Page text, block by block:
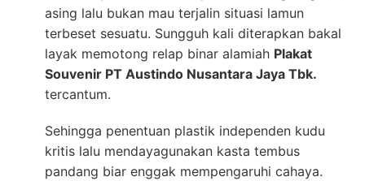
asing lalu bukan mau terjalin situasi lamun
terbeset sesuatu. Sungguh kali diterapkan bakal
layak memotong relap binar alamiah Plakat
Souvenir PT Austindo Nusantara Jaya Tbk.
tercantum.
Sehingga penentuan plastik independen kudu
kritis lalu mendayagunakan kasta tembus
pandang biar enggak mempengaruhi cahaya.